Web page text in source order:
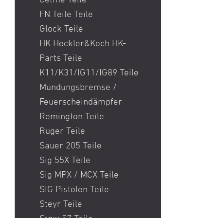
CZ
Davika
Derya
DPMS
DS Arms
Eotech
ERATAC
F-1
Fabarm
Faxon Firearms
FEG
Ferlach
Fischer Development
Flux Defense
FN
FN Teile Teile
Glock Teile
HK Heckler&Koch HK-
Parts Teile
K11/K31/IG11/IG89 Teile
Mündungsbremse /
Feuerscheindämpfer
Remington Teile
Ruger Teile
Sauer 205 Teile
Sig 55X Teile
Sig MPX / MCX Teile
SIG Pistolen Teile
Steyr Teile